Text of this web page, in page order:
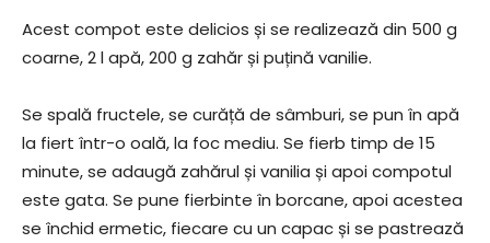
Acest compot este delicios și se realizează din 500 g
coarne, 2 l apă, 200 g zahăr și puțină vanilie.
Se spală fructele, se curăță de sâmburi, se pun în apă
la fiert într-o oală, la foc mediu. Se fierb timp de 15
minute, se adaugă zahărul și vanilia și apoi compotul
este gata. Se pune fierbinte în borcane, apoi acestea
se închid ermetic, fiecare cu un capac și se pastrează